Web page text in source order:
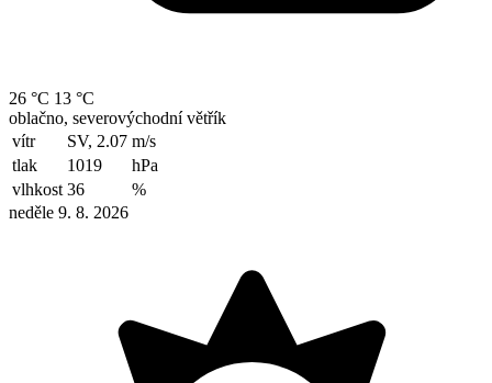
26 °C 13 °C
oblačno, severovýchodní větřík
vítr
SV, 2.07 m/s
tlak
1019
hPa
vlhkost 36
%
neděle 9. 8. 2026